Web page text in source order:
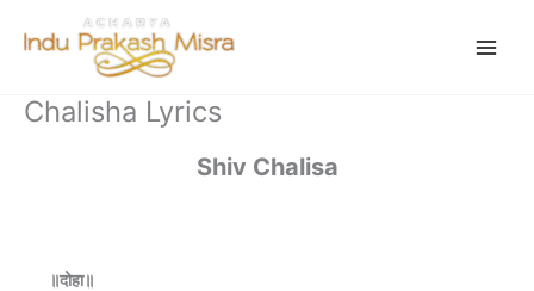
Chalisha Lyrics
Shiv Chalisa
॥दोहा॥